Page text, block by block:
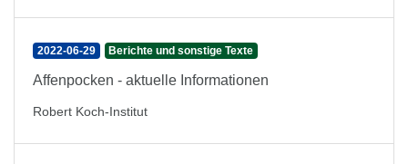
2022-06-29 Berichte und sonstige Texte
Affenpocken - aktuelle Informationen
Robert Koch-Institut